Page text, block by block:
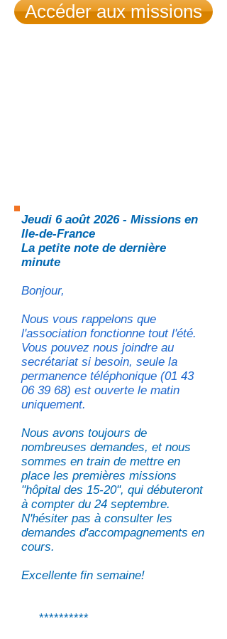
Accéder aux missions
Jeudi 6 août 2026 - Missions en
Ile-de-France
La petite note de dernière
minute
Bonjour,
Nous vous rappelons que
l'association fonctionne tout l'été.
Vous pouvez nous joindre au
secrétariat si besoin, seule la
permanence téléphonique (01 43
06 39 68) est ouverte le matin
uniquement.
Nous avons toujours de
nombreuses demandes, et nous
sommes en train de mettre en
place les premières missions
"hôpital des 15-20", qui débuteront
à compter du 24 septembre.
N'hésiter pas à consulter les
demandes d'accompagnements en
cours.
Excellente fin semaine!
**********